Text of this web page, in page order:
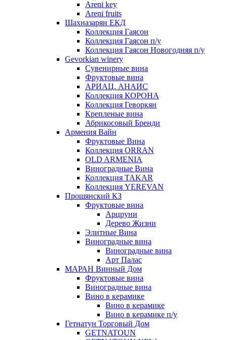
Areni key
Areni fruits
Шахназарян ЕКД
Коллекция Гаясон
Коллекция Гаясон п/у
Коллекция Гаясон Новогодняя п/у
Gevorkian winery
Сувенирные вина
Фруктовые вина
АРИАЦ. АНАИС
Коллекция КОРОНА
Коллекция Геворкян
Крепленые вина
Абрикосовый Бренди
Армения Вайн
Фруктовые Вина
Коллекция ORRAN
OLD ARMENIA
Виноградные Вина
Коллекция TAKAR
Коллекция YEREVAN
Прошянский КЗ
Фруктовые вина
Арцруни
Дерево Жизни
Элитные Вина
Виноградные вина
Виноградные вина
Арт Палас
МАРАН Винный Дом
Фруктовые вина
Виноградные вина
Вино в керамике
Вино в керамике
Вино в керамике п/у
Гетнатун Торговый Дом
GETNATOUN